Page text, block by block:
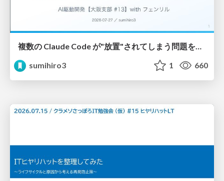
複数の Claude Code が"放置"されてしまう問題をCLI ダッシュボードを自作して解決した話
sumihiro3
1 660